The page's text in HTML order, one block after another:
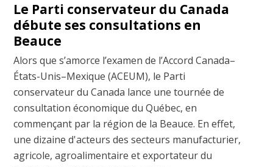
Le Parti conservateur du Canada
débute ses consultations en
Beauce
Alors que s’amorce l’examen de l’Accord Canada–
États-Unis–Mexique (ACEUM), le Parti
conservateur du Canada lance une tournée de
consultation économique du Québec, en
commençant par la région de la Beauce. En effet,
une dizaine d'acteurs des secteurs manufacturier,
agricole, agroalimentaire et exportateur du